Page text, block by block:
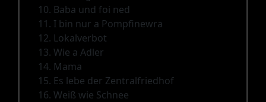
10. Baba und foi ned
11. I bin nur a Pompfinewra
12. Lokalverbot
13. Wie a Adler
14. Mama
15. Es lebe der Zentralfriedhof
16. Weiß wie Schnee